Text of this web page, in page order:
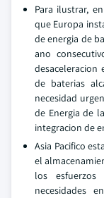
Para ilustrar,
que Europa
de energia de
ano
de baterias
necesidad
de Energia de
integracion de
Asia Pacifico
el
los
necesidades